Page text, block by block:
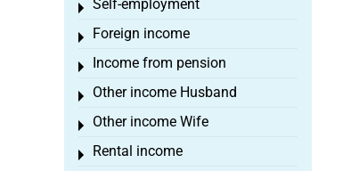
Self-employment
Toggle menu
Foreign income
Toggle menu
Income from pension
Toggle menu
Other income Husband
Toggle menu
Other income Wife
Toggle menu
Rental income
Toggle menu